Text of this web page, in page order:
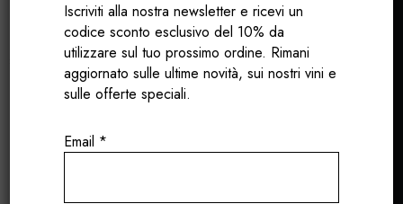
L'ANNATA 2023
La nuova annata diuna delle nostre importazioni
Borgogna
entusiasti di condividere con voi qualche nuova
Iscriviti alla nostra newsletter e ricevi un
codice sconto esclusivo del 10% da
utilizzare sul tuo prossimo ordine. Rimani
aggiornato sulle ultime novità, sui nostri vini e
sulle offerte speciali.
Email *